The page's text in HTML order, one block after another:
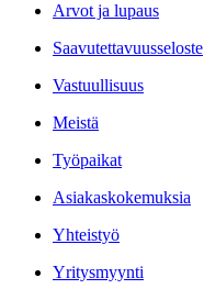
Arvot ja lupaus
Saavutettavuusseloste
Vastuullisuus
Meistä
Työpaikat
Asiakaskokemuksia
Yhteistyö
Yritysmyynti